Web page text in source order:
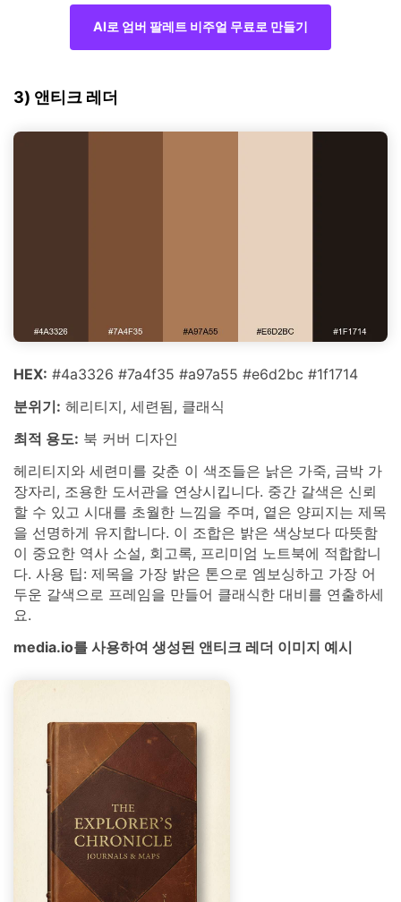
AI로 엄버 팔레트 비주얼 무료로 만들기
3) 앤티크 레더
HEX: #4a3326 #7a4f35 #a97a55 #e6d2bc #1f1714
분위기: 헤리티지, 세련됨, 클래식
최적 용도: 북 커버 디자인
헤리티지와 세련미를 갖춘 이 색조들은 낡은 가죽, 금박 가
장자리, 조용한 도서관을 연상시킵니다. 중간 갈색은 신뢰
할 수 있고 시대를 초월한 느낌을 주며, 옅은 양피지는 제목
을 선명하게 유지합니다. 이 조합은 밝은 색상보다 따뜻함
이 중요한 역사 소설, 회고록, 프리미엄 노트북에 적합합니
다. 사용 팁: 제목을 가장 밝은 톤으로 엠보싱하고 가장 어
두운 갈색으로 프레임을 만들어 클래식한 대비를 연출하세
요.
media.io를 사용하여 생성된 앤티크 레더 이미지 예시